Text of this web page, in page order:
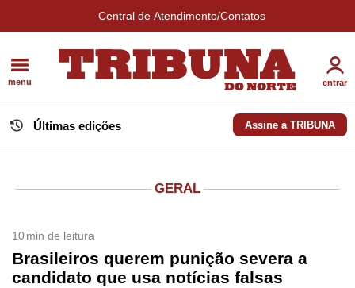
Central de Atendimento/Contatos
menu entrar
Últimas edições Assine a TRIBUNA
GERAL
10min de leitura
Brasileiros querem punição severa a
candidato que usa notícias falsas